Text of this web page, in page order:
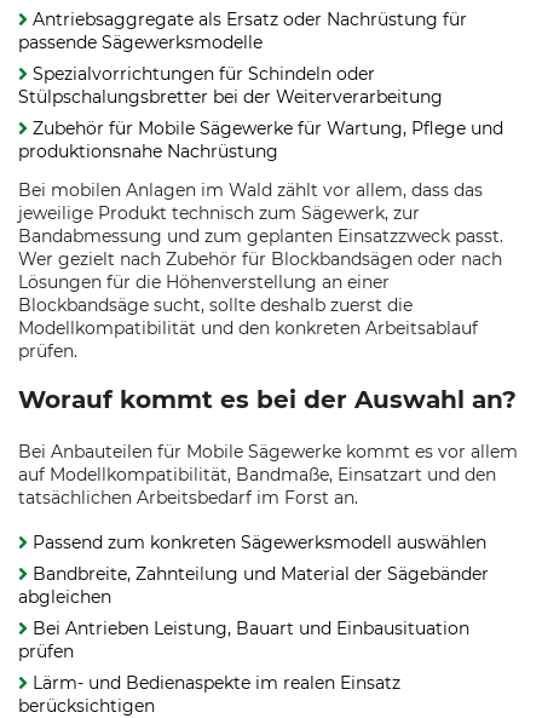
Antriebsaggregate als Ersatz oder Nachrüstung für
passende Sägewerksmodelle
Spezialvorrichtungen für Schindeln oder
Stülpschalungsbretter bei der Weiterverarbeitung
Zubehör für Mobile Sägewerke für Wartung, Pflege und
produktionsnahe Nachrüstung
Bei mobilen Anlagen im Wald zählt vor allem, dass das
jeweilige Produkt technisch zum Sägewerk, zur
Bandabmessung und zum geplanten Einsatzzweck passt.
Wer gezielt nach Zubehör für Blockbandsägen oder nach
Lösungen für die Höhenverstellung an einer
Blockbandsäge sucht, sollte deshalb zuerst die
Modellkompatibilität und den konkreten Arbeitsablauf
prüfen.
Worauf kommt es bei der Auswahl an?
Bei Anbauteilen für Mobile Sägewerke kommt es vor allem
auf Modellkompatibilität, Bandmaße, Einsatzart und den
tatsächlichen Arbeitsbedarf im Forst an.
Passend zum konkreten Sägewerksmodell auswählen
Bandbreite, Zahnteilung und Material der Sägebänder
abgleichen
Bei Antrieben Leistung, Bauart und Einbausituation
prüfen
Lärm- und Bedienaspekte im realen Einsatz
berücksichtigen